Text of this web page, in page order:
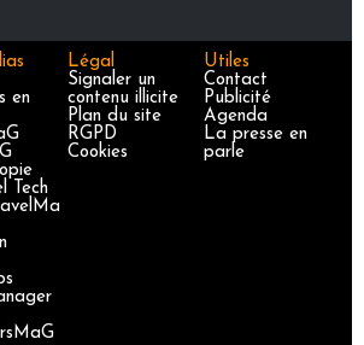
en
Tech
Légal
Signaler un
contenu illicite
Plan du site
RGPD
Cookies
Utiles
Contact
Publicité
Agenda
La presse en
parle